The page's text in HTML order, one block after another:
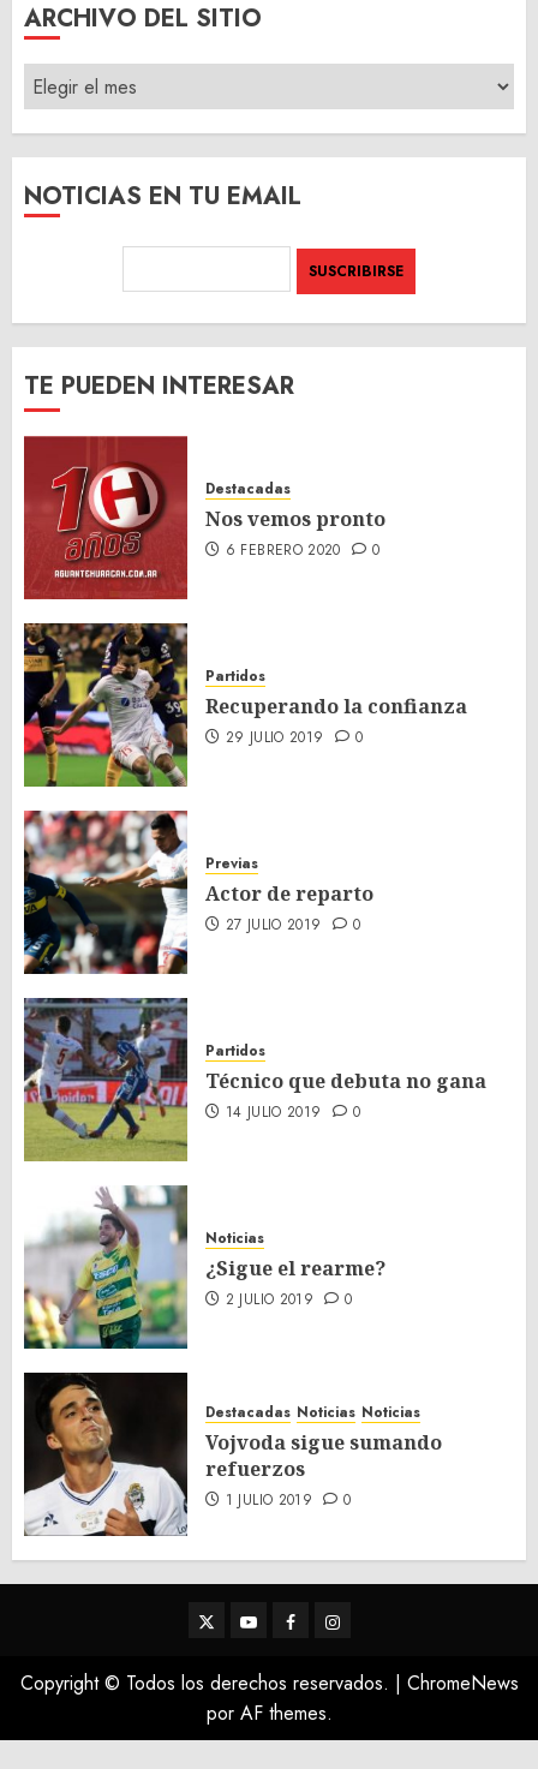
ARCHIVO DEL SITIO
ARCHIVO
DEL
SITIO
NOTICIAS EN TU EMAIL
TE PUEDEN INTERESAR
Destacadas
Nos vemos pronto
6 FEBRERO 2020 0
Partidos
Recuperando la confianza
29 JULIO 2019 0
Previas
Actor de reparto
27 JULIO 2019 0
Partidos
Técnico que debuta no gana
14 JULIO 2019 0
Noticias
¿Sigue el rearme?
2 JULIO 2019 0
Destacadas Noticias Noticias
Vojvoda sigue sumando
refuerzos
1 JULIO 2019 0
TwitterYoutubeFacebookInstagram
Copyright © Todos los derechos reservados. | ChromeNews
por AF themes.